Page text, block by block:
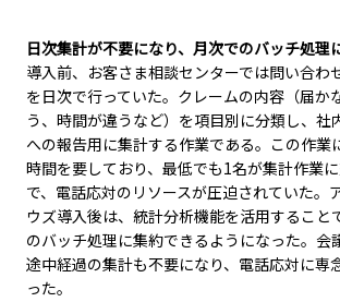
日次集計が不要になり、月次でのバッチ処理
導入前、お客さま相談センターでは問い合わ
を日次で行っていた。クレームの内容（届か
う、時間が違うなど）を項目別に分類し、社
への報告用に集計する作業である。この作業
時間を要しており、最低でも1名が集計作業
で、電話応対のリソースが圧迫されていた。
ウズ導入後は、統計分析機能を活用すること
のバッチ処理に集約できるようになった。会
途中経過の集計も不要になり、電話応対に専
った。